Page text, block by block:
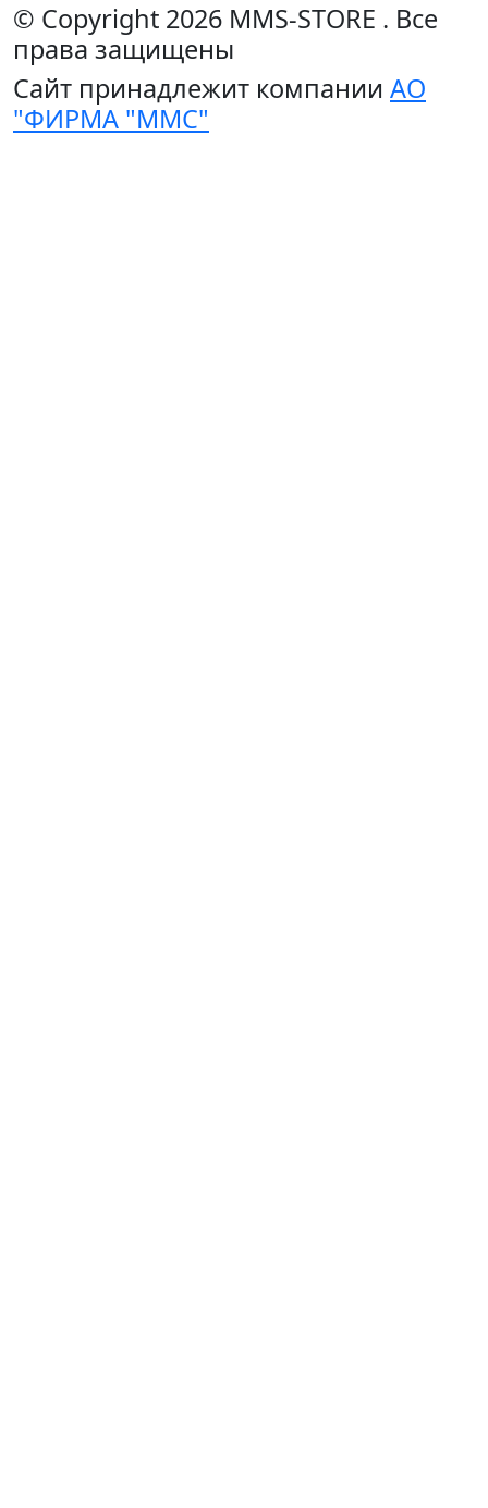
© Copyright 2026 MMS-STORE . Все
права защищены
Сайт принадлежит компании АО
"ФИРМА "ММС"